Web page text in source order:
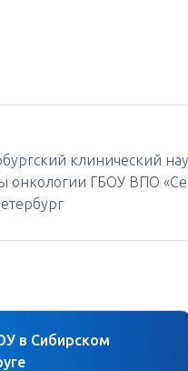
клинический
ГБОУ ВПО
в Сибирском